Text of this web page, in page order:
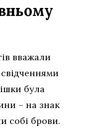
вважали
була
– на знак
собі брови.